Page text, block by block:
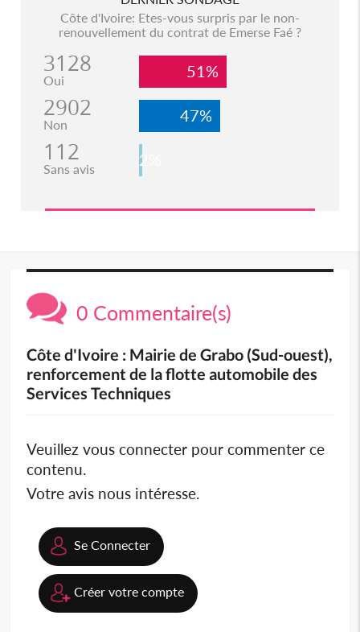
Côte d'Ivoire: Etes-vous surpris par le non-
renouvellement du contrat de Emerse Faé ?
3128
Oui 51%
2902
Non 47%
112
Sans avis 2%
0 Commentaire(s)
Côte d'Ivoire : Mairie de Grabo (Sud-ouest),
renforcement de la flotte automobile des
Services Techniques
Veuillez vous connecter pour commenter ce
contenu.
Votre avis nous intéresse.
Se Connecter
Créer votre compte